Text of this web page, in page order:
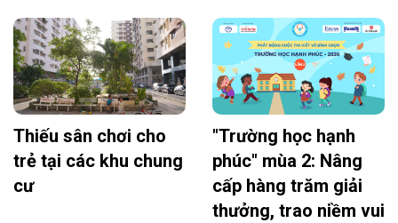
Thiếu sân chơi cho
trẻ tại các khu chung
cư
"Trường học hạnh
phúc" mùa 2: Nâng
cấp hàng trăm giải
thưởng, trao niềm vui